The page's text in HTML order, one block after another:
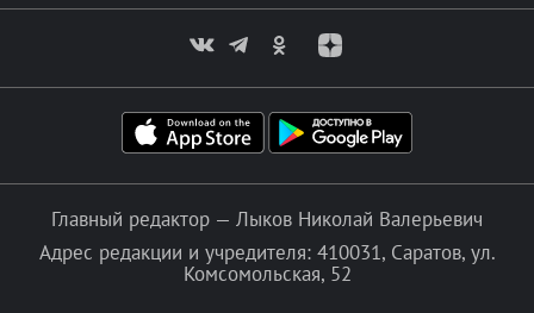
Главный редактор — Лыков Николай Валерьевич
Адрес редакции и учредителя: 410031, Саратов, ул.
Комсомольская, 52